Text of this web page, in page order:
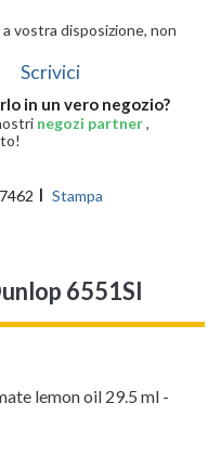
vostra disposizione, non
Scrivici
in un vero negozio?
negozi partner,
Stampa
6551SI
lemon oil 29.5 ml -